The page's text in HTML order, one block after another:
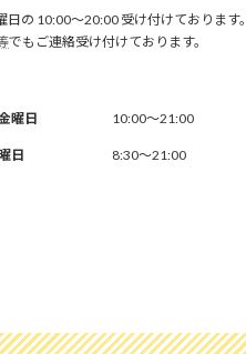
日の 10:00～20:00 受け付けております。
でもご連絡受け付けております。
曜日
10:00～21:00
日 8:30～21:00